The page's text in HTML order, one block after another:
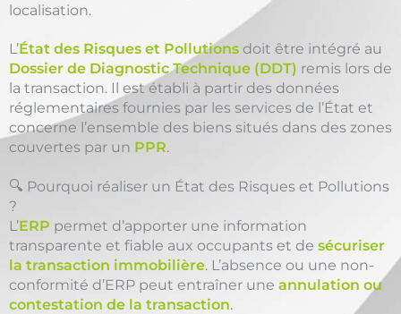
localisation.
L’État des Risques et Pollutions doit être intégré au
Dossier de Diagnostic Technique (DDT) remis lors de
la transaction. Il est établi à partir des données
réglementaires fournies par les services de l’État et
concerne l’ensemble des biens situés dans des zones
couvertes par un PPR.
🔍 Pourquoi réaliser un État des Risques et Pollutions
?
L’ERP permet d’apporter une information
transparente et fiable aux occupants et de sécuriser
la transaction immobilière. L’absence ou une non-
conformité d’ERP peut entraîner une annulation ou
contestation de la transaction.